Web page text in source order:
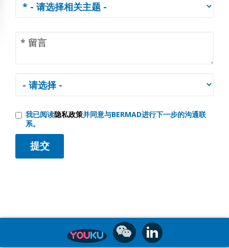
我已阅读隐私政策并同意与BERMAD进行下一步的沟通联
系。